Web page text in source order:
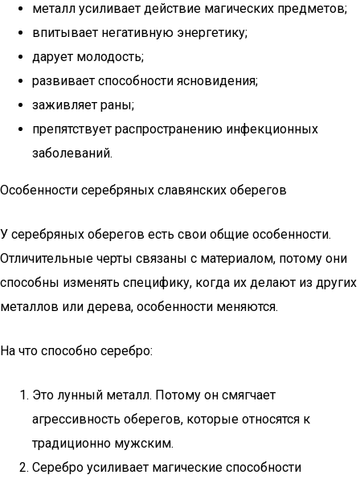
металл усиливает действие магических предметов;
впитывает негативную энергетику;
дарует молодость;
развивает способности ясновидения;
заживляет раны;
препятствует распространению инфекционных
заболеваний.
Особенности серебряных славянских оберегов
У серебряных оберегов есть свои общие особенности.
Отличительные черты связаны с материалом, потому они
способны изменять специфику, когда их делают из других
металлов или дерева, особенности меняются.
На что способно серебро:
Это лунный металл. Потому он смягчает
агрессивность оберегов, которые относятся к
традиционно мужским.
Серебро усиливает магические способности